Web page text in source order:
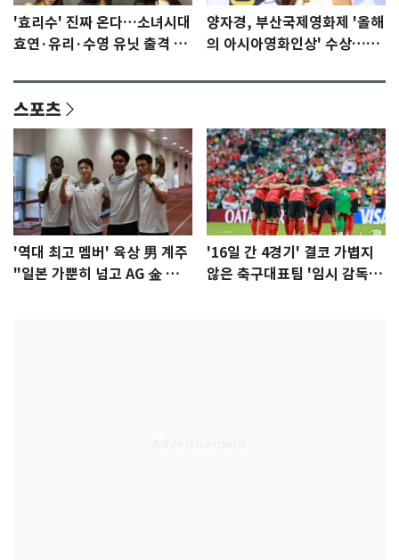
'효리수' 진짜 온다…소녀시대
효연·유리·수영 유닛 출격 [N
양자경, 부산국제영화제 '올해
의 아시아영화인상' 수상…15
스포츠
'역대 최고 멤버' 육상 男 계주
"일본 가뿐히 넘고 AG 金 따겠
'16일 간 4경기' 결코 가볍지
않은 축구대표팀 '임시 감독'